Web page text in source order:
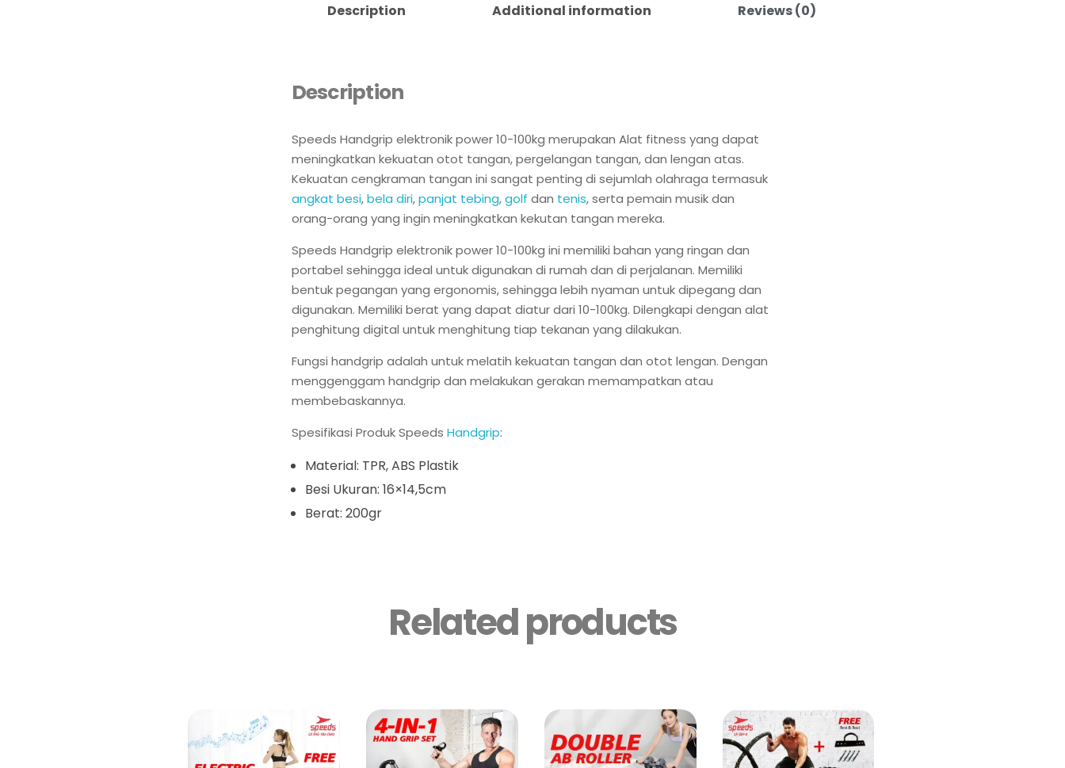
Description Additional information Reviews (0)
Description
Speeds Handgrip elektronik power 10-100kg merupakan Alat fitness yang dapat
meningkatkan kekuatan otot tangan, pergelangan tangan, dan lengan atas.
Kekuatan cengkraman tangan ini sangat penting di sejumlah olahraga termasuk
angkat besi,bela diri,panjat tebing,golf dan tenis, serta pemain musik dan
orang-orang yang ingin meningkatkan kekutan tangan mereka.
Speeds Handgrip elektronik power 10-100kg ini memiliki bahan yang ringan dan
portabel sehingga ideal untuk digunakan di rumah dan di perjalanan. Memiliki
bentuk pegangan yang ergonomis, sehingga lebih nyaman untuk dipegang dan
digunakan. Memiliki berat yang dapat diatur dari 10-100kg. Dilengkapi dengan alat
penghitung digital untuk menghitung tiap tekanan yang dilakukan.
Fungsi handgrip adalah untuk melatih kekuatan tangan dan otot lengan. Dengan
menggenggam handgrip dan melakukan gerakan memampatkan atau
membebaskannya.
Spesifikasi Produk Speeds Handgrip:
Material: TPR, ABS Plastik
Besi Ukuran: 16×14,5cm
Berat: 200gr
Related products